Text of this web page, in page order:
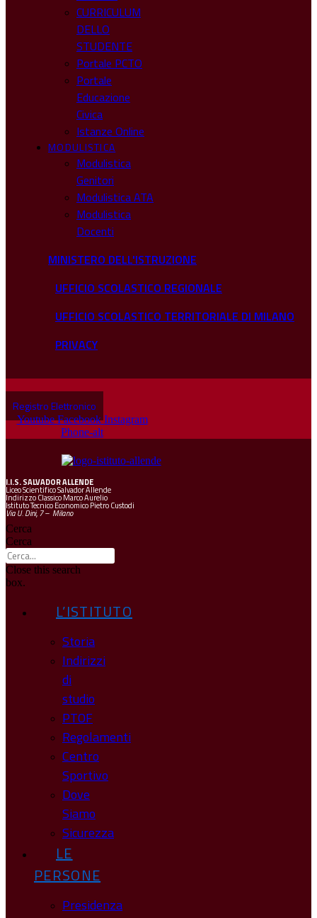
CURRICULUM
DELLO
STUDENTE
Portale PCTO
Portale
Educazione
Civica
Istanze Online
MODULISTICA
Modulistica
Genitori
Modulistica ATA
Modulistica
Docenti
MINISTERO DELL'ISTRUZIONE
UFFICIO SCOLASTICO REGIONALE
UFFICIO SCOLASTICO TERRITORIALE DI MILANO
PRIVACY
Registro Elettronico
Youtube Facebook Instagram
Phone-alt
I.I.S.SALVADOR ALLENDE
Liceo Scientifico Salvador Allende
Indirizzo Classico Marco Aurelio
Istituto Tecnico Economico Pietro Custodi
Via U. Dini, 7 – Milano
Cerca
Cerca
Close this search
box.
L’ISTITUTO
Storia
Indirizzi
di
studio
PTOF
Regolamenti
Centro
Sportivo
Dove
Siamo
Sicurezza
LE
PERSONE
Presidenza